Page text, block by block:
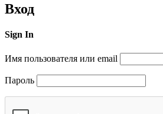
Вход
Sign In
Имя пользователя или email
Пароль